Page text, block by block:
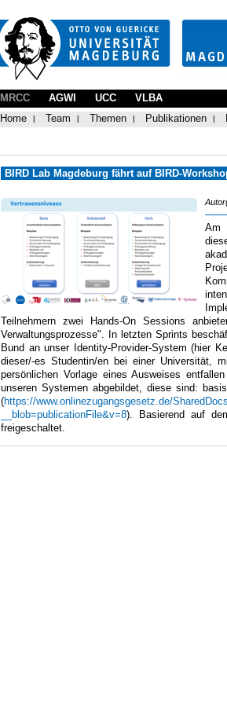
MRCC
Home
Team Themen Publikationen
AGWI UCC VLBA
BIRD Lab Magdeburg fährt auf BIRD-
Am
Teilnehmern zwei Hands-On Sessions
Verwaltungsprozesse". In letzten Sprints
Bund an unser Identity-Provider-System (hier
dieser/-es Studentin/en bei einer Universität,
persönlichen Vorlage eines Ausweises
unseren Systemen abgebildet, diese sind:
(https://www.onlinezugangsgesetz.de/
__blob=publicationFile&v=8). Basierend auf
freigeschaltet.